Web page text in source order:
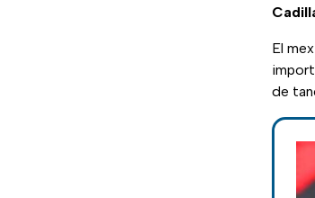
El
de